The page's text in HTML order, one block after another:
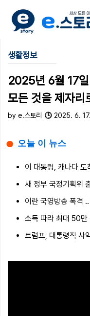
생활정보
2025년 6월 17
모든 것을 제자리
by e.스토리 2025. 6. 17.
오늘 이 뉴스
이 대통령, 캐나다 도
새 정부 국정기획위
이란 국영방송 폭격
소득 따라 최대 50만
트럼프, 대통령직 사